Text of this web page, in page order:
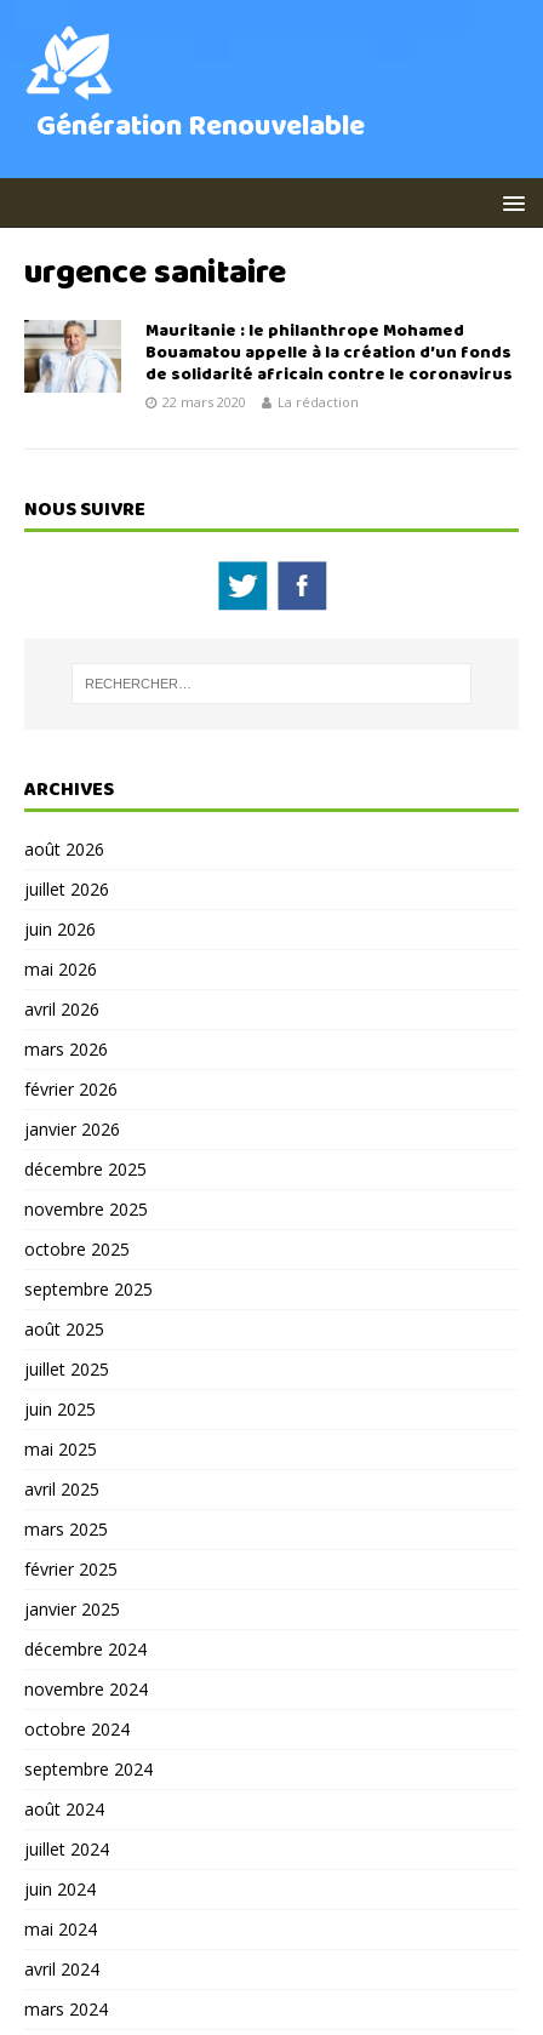
Génération Renouvelable
urgence sanitaire
Mauritanie : le philanthrope Mohamed
Bouamatou appelle à la création d’un fonds
de solidarité africain contre le coronavirus
22 mars 2020 La rédaction
NOUS SUIVRE
ARCHIVES
août 2026
juillet 2026
juin 2026
mai 2026
avril 2026
mars 2026
février 2026
janvier 2026
décembre 2025
novembre 2025
octobre 2025
septembre 2025
août 2025
juillet 2025
juin 2025
mai 2025
avril 2025
mars 2025
février 2025
janvier 2025
décembre 2024
novembre 2024
octobre 2024
septembre 2024
août 2024
juillet 2024
juin 2024
mai 2024
avril 2024
mars 2024